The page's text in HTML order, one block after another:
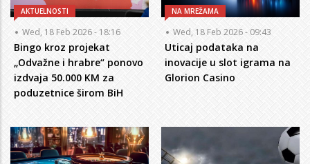
AKTUELNOSTI
Wed, 18 Feb 2026 - 18:16
Bingo kroz projekat
„Odvažne i hrabre“ ponovo
izdvaja 50.000 KM za
poduzetnice širom BiH
NA MREŽAMA
Wed, 18 Feb 2026 - 09:43
Uticaj podataka na
inovacije u slot igrama na
Glorion Casino